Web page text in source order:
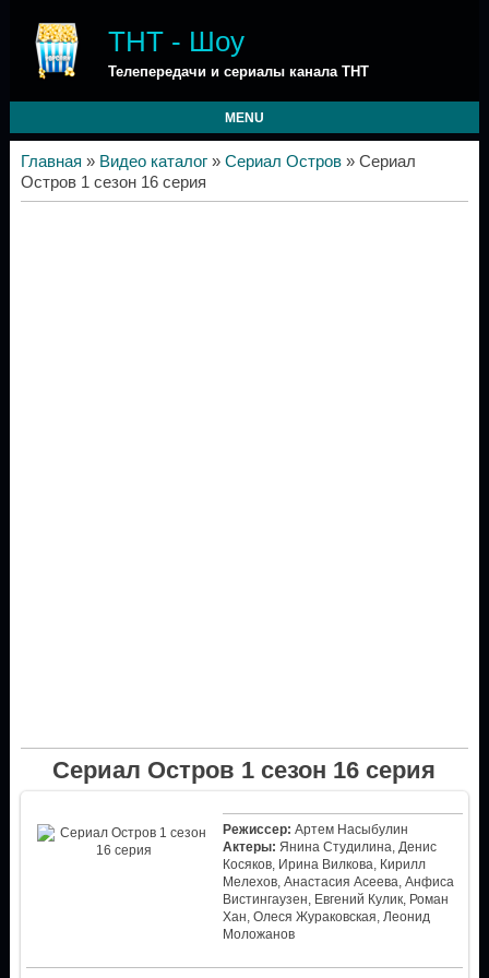
ТНТ - Шоу
Телепередачи и сериалы канала ТНТ
MENU
Главная » Видео каталог» Сериал Остров» Сериал
Остров 1 сезон 16 серия
Сериал Остров 1 сезон 16 серия
Режиссер: Артем Насыбулин
Актеры: Янина Студилина, Денис
Косяков, Ирина Вилкова, Кирилл
Мелехов, Анастасия Асеева, Анфиса
Вистингаузен, Евгений Кулик, Роман
Хан, Олеся Жураковская, Леонид
Моложанов